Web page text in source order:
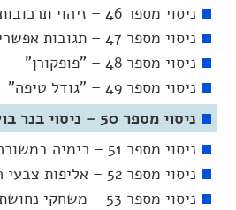
ניסוי מספר 46 – זיהוי תרכובות פחמן
ניסוי מספר 47 – תגובות אפשריות
ניסוי מספר 48 – "פופקורן"
ניסוי מספר 49 – "גודל טיפה"
ניסוי מספר 50 – ניסוי בנר בוער
ניסוי מספר 51 – כימיה במשורה
ניסוי מספר 52 – אליפות צבעי הכרוב
ניסוי מספר 53 – משחקי נחושת